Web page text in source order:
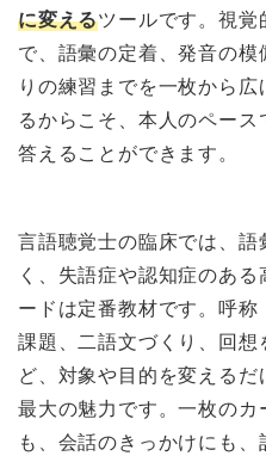
に変えるツールです。視覚
で、語彙の定着、発音の模
りの練習までを一枚から
るからこそ、本人のペース
答えることができます。
言語聴覚士の臨床では、
く、失語症や認知症のあ
ードは定番教材です。呼
課題、二語文づくり、回
ど、対象や目的を変える
最大の魅力です。一枚の
も、会話のきっかけにも